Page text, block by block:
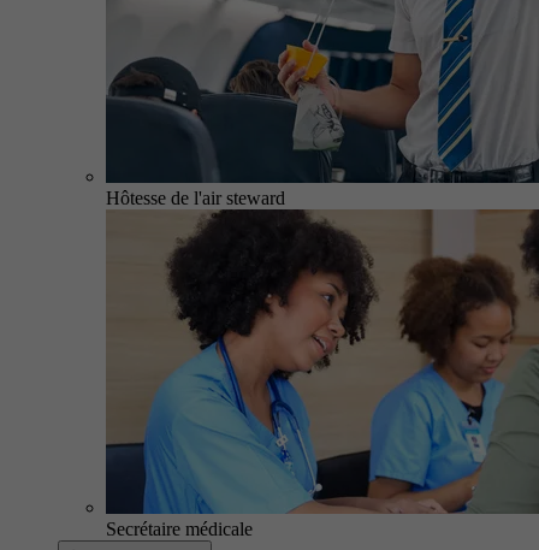
Hôtesse de l'air steward
Secrétaire médicale